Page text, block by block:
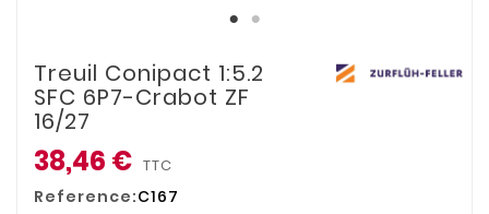
Treuil Conipact 1:5.2
SFC 6P7-Crabot ZF
16/27
38,46 € TTC
Reference:C167